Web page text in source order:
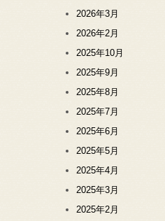
2026年3月
2026年2月
2025年10月
2025年9月
2025年8月
2025年7月
2025年6月
2025年5月
2025年4月
2025年3月
2025年2月